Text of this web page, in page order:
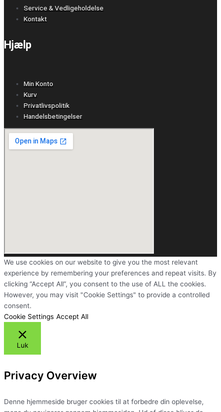
Service & Vedligeholdelse
Kontakt
Hjælp
Min Konto
Kurv
Privatlivspolitik
Handelsbetingelser
We use cookies on our website to give you the most relevant
experience by remembering your preferences and repeat visits. By
clicking “Accept All”, you consent to the use of ALL the cookies.
However, you may visit "Cookie Settings" to provide a controlled
consent.
Cookie Settings Accept All
Luk
Privacy Overview
Denne hjemmeside bruger cookies til at forbedre din oplevelse,